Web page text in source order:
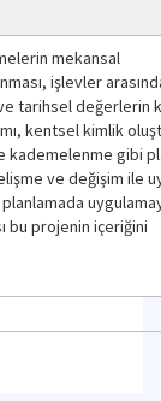
mekansal
işlevler
tarihsel değerlerin
kentsel kimlik
kademelenme gibi
ve değişim ile
bu projenin içeriğini